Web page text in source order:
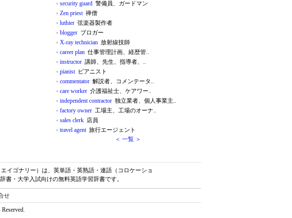
security guard 警備員、ガードマン
Zen priest禅僧
luthier 弦楽器製作者
blogger ブロガー
X-ray technician 放射線技師
career plan 仕事管理計画、経歴管..
instructor 講師、先生、指導者、..
pianistピアニスト
commentator 解説者、コメンテータ..
care worker 介護福祉士、ケアワー..
independent contractor 独立業者、個人事業主..
factory owner 工場主、工場のオーナ..
sales clerk 店員
travel agent旅行エージェント
＜ 一覧 ＞
イゴナリー）は、英単語・英熟語・連語（コロケーショ
書・大学入試向けの無料英語学習辞書です。
せ
Reserved.